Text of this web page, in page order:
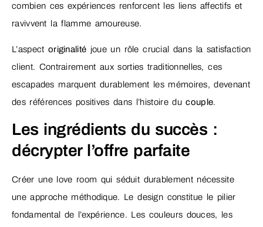
combien ces expériences renforcent les liens affectifs et
ravivvent la flamme amoureuse.
L’aspect originalité joue un rôle crucial dans la satisfaction
client. Contrairement aux sorties traditionnelles, ces
escapades marquent durablement les mémoires, devenant
des références positives dans l’histoire ducouple.
Les ingrédients du succès :
décrypter l’offre parfaite
Créer une love room qui séduit durablement nécessite
une approche méthodique. Le design constitue le pilier
fondamental de l’expérience. Les couleurs douces, les